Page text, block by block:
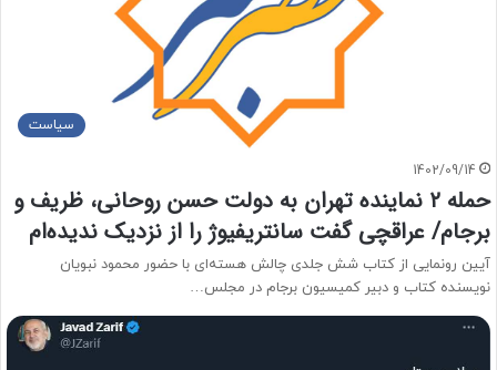
سیاست
1402/09/14
حمله ۲ نماینده تهران به دولت حسن روحانی، ظریف و
برجام/ عراقچی گفت سانتریفیوژ را از نزدیک ندیده‌ام
آیین رونمایی از کتاب شش جلدی چالش هسته‌ای با حضور محمود نبویان
نویسنده کتاب و دبیر کمیسیون برجام در مجلس…